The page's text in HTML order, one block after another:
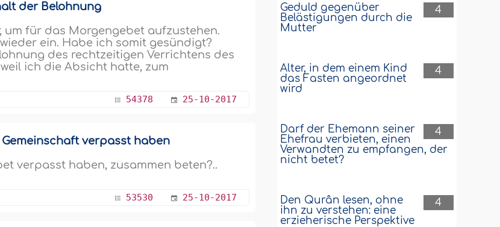
der Belohnung
um für das Morgengebet aufzustehen.
ein. Habe ich somit gesündigt?
des rechtzeitigen Verrichtens des
ich die Absicht hatte, zum
54378 25-10-2017
verpasst haben
verpasst haben, zusammen beten?..
53530 25-10-2017
4
Geduld gegenüber
Belästigungen durch die
Mutter
4
Alter, in dem einem Kind
das Fasten angeordnet
wird
4
Darf der Ehemann seiner
Ehefrau verbieten, einen
Verwandten zu empfangen, der
nicht betet?
4
Den Qurân lesen, ohne
ihn zu verstehen: eine
erzieherische Perspektive